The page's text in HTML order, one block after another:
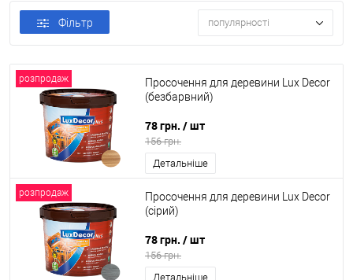
Фільтр популярності
розпродаж
Просочення для деревини Lux Decor
(безбарвний)
78 грн. / шт
156 грн.
Детальніше
розпродаж
Просочення для деревини Lux Decor
(сірий)
78 грн. / шт
156 грн.
Детальніше